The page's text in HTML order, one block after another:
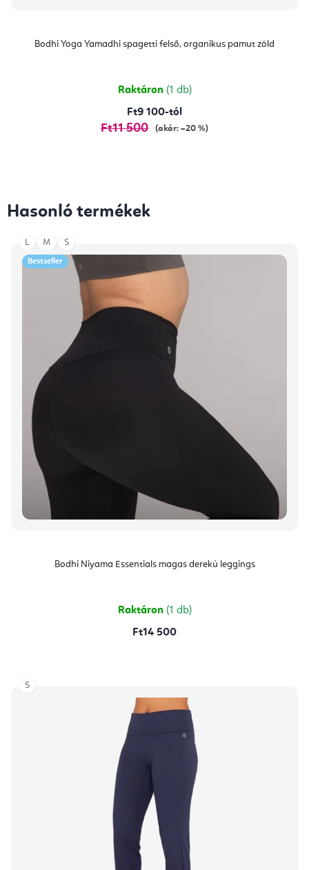
Bodhi Yoga Yamadhi spagetti felső, organikus pamut zöld
Raktáron (1 db)
Ft9 100-tól
Ft11 500 (akár: –20 %)
Hasonló termékek
Bestseller
Bodhi Niyama Essentials magas derekú leggings
Raktáron (1 db)
Ft14 500
L M S
S